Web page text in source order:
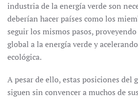
industria de la energía verde son
deberían hacer países como los
seguir los mismos pasos,
global a la energía verde y
ecológica.
A pesar de ello, estas posiciones del
siguen sin convencer a muchos de